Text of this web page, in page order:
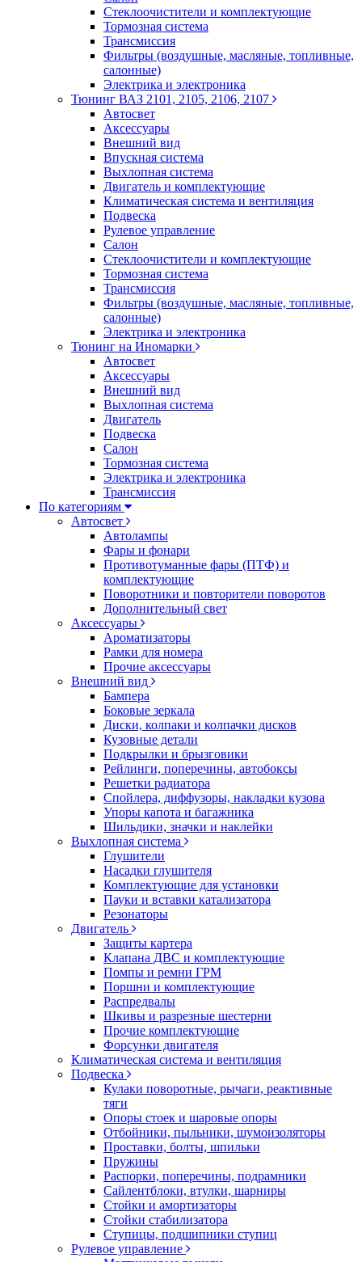
Стеклоочистители и комплектующие
Тормозная система
Трансмиссия
Фильтры (воздушные, масляные, топливные,
салонные)
Электрика и электроника
Тюнинг ВАЗ 2101, 2105, 2106, 2107
Автосвет
Аксессуары
Внешний вид
Впускная система
Выхлопная система
Двигатель и комплектующие
Климатическая система и вентиляция
Подвеска
Рулевое управление
Салон
Стеклоочистители и комплектующие
Тормозная система
Трансмиссия
Фильтры (воздушные, масляные, топливные,
салонные)
Электрика и электроника
Тюнинг на Иномарки
Автосвет
Аксессуары
Внешний вид
Выхлопная система
Двигатель
Подвеска
Салон
Тормозная система
Электрика и электроника
Трансмиссия
По категориям
Автосвет
Автолампы
Фары и фонари
Противотуманные фары (ПТФ) и
комплектующие
Поворотники и повторители поворотов
Дополнительный свет
Аксессуары
Ароматизаторы
Рамки для номера
Прочие аксессуары
Внешний вид
Бампера
Боковые зеркала
Диски, колпаки и колпачки дисков
Кузовные детали
Подкрылки и брызговики
Рейлинги, поперечины, автобоксы
Решетки радиатора
Спойлера, диффузоры, накладки кузова
Упоры капота и багажника
Шильдики, значки и наклейки
Выхлопная система
Глушители
Насадки глушителя
Комплектующие для установки
Пауки и вставки катализатора
Резонаторы
Двигатель
Защиты картера
Клапана ДВС и комплектующие
Помпы и ремни ГРМ
Поршни и комплектующие
Распредвалы
Шкивы и разрезные шестерни
Прочие комплектующие
Форсунки двигателя
Климатическая система и вентиляция
Подвеска
Кулаки поворотные, рычаги, реактивные
тяги
Опоры стоек и шаровые опоры
Отбойники, пыльники, шумоизоляторы
Проставки, болты, шпильки
Пружины
Распорки, поперечины, подрамники
Сайлентблоки, втулки, шарниры
Стойки и амортизаторы
Стойки стабилизатора
Ступицы, подшипники ступиц
Рулевое управление